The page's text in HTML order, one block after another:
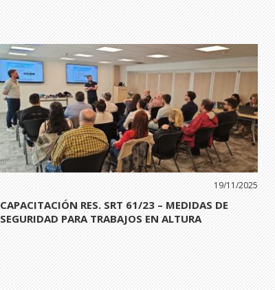
19/11/2025
CAPACITACIÓN RES. SRT 61/23 – MEDIDAS DE
SEGURIDAD PARA TRABAJOS EN ALTURA